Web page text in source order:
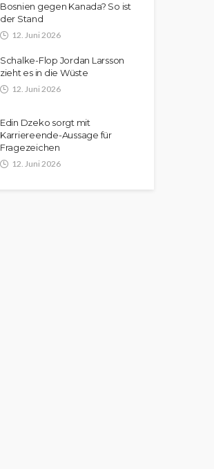
Bosnien gegen Kanada? So ist
der Stand
12. Juni 2026
Schalke-Flop Jordan Larsson
zieht es in die Wüste
12. Juni 2026
Edin Dzeko sorgt mit
Karriereende-Aussage für
Fragezeichen
12. Juni 2026